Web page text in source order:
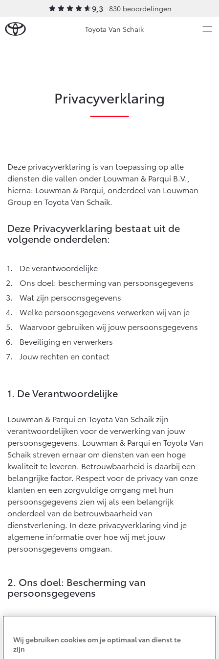
9,3 830 beoordelingen
Toyota Van Schaik
Vacatures
Klantbeoordelingen
Vanaf € 23.750,-
Yaris Cross
HYBRIDE
Vanaf € 31.895,- Vanaf € 32.995,-
HYBRIDE
Vanaf € 33.495,- Vanaf € 35.495,-
Corolla Cross
HYBRIDE
Vanaf € 39.995,-
Toyota C-HR
OOK ALS PLUG-IN
HYBRIDE
Vanaf € 36.495,-
Toyota C-HR+
BATTERIJ-ELEKTRISCH
Vanaf € 37.995,-
PLUG-IN HYBRIDE
Onderhoud
Werkplaatsafspraak
APK
Airco check
Vakantiecheck
Hybride Zekerheid Controle
Toyota handleidingen
Toyota Service Informatie (SIL)
Toyota Pechhulp
Schade & Glasherstel
10 jaar Toyota garantie
10 jaar batterijgarantie
Toyota fabrieksgarantie
Onderdelen & Accessoires
Onderdelen
Accessoires
Banden
Connected
MyToyota login
Abonnementen
Bereken je maandbedrag
Private Lease voor ZZP
Financieren
Toyota Betaalplan
Oplaadservice
Thuislaadpakketten
Laadpas
Energie en slim laden
Verzekeren
Toyota Autoverzekering
Toyota Hybride Autoverzekering
Zakelijk
Zakelijk
Toyota voor de zaak
Wagenparkbeheer
Operational Lease
Bedrijfswagens
Bedrijfswagens op maat
Financieren of leasen
Verzekeren
Werkplaatsafspraak maken
Contact en Route
Schade melden
Vraag een brochure aan
Bekijk de verwachte modellen
Privacyverklaring
Deze privacyverklaring is van toepassing op alle
diensten die vallen onder Louwman & Parqui B.V.,
hierna: Louwman & Parqui, onderdeel van Louwman
Group en Toyota Van Schaik.
Deze Privacyverklaring bestaat uit de
volgende onderdelen:
De verantwoordelijke
Ons doel: bescherming van persoonsgegevens
Wat zijn persoonsgegevens
Welke persoonsgegevens verwerken wij van je
Waarvoor gebruiken wij jouw persoonsgegevens
Beveiliging en verwerkers
Jouw rechten en contact
1. De Verantwoordelijke
Louwman & Parqui en Toyota Van Schaik zijn
verantwoordelijken voor de verwerking van jouw
persoonsgegevens. Louwman & Parqui en Toyota Van
Schaik streven ernaar om diensten van een hoge
kwaliteit te leveren. Betrouwbaarheid is daarbij een
belangrijke factor. Respect voor de privacy van onze
klanten en een zorgvuldige omgang met hun
persoonsgegevens zien wij als een belangrijk
onderdeel van de betrouwbaarheid van
dienstverlening. In deze privacyverklaring vind je
algemene informatie over hoe wij met jouw
persoonsgegevens omgaan.
2. Ons doel: Bescherming van
persoonsgegevens
Louwman & Parqui en Toyota Van Schaik respecteren de
uitvoering van haar activiteiten is de bescherming van
persoonsgegevens voor Louwman & Parqui en Toyota
Wij gebruiken cookies om je optimaal van dienst te
zijn